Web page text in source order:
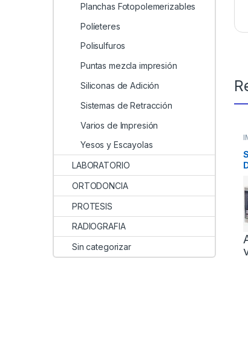
Planchas Fotopolemerizables
Políeteres
Polisulfuros
Puntas mezcla impresión
Siliconas de Adición
Sistemas de Retracción
Varios de Impresión
Yesos y Escayolas
LABORATORIO
ORTODONCIA
PROTESIS
RADIOGRAFIA
Sin categorizar